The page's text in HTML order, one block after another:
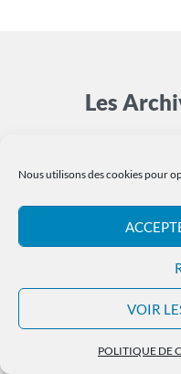
Nous utilisons des cookies pour
VOIR
POLITIQUE DE
Les